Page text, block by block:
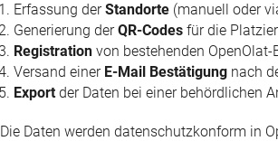
Erfassung derStandorte (manuell oder
Generierung derQR-Codes für die
Registration von bestehenden
Versand einerE-Mail Bestätigung nach
Export der Daten bei einer behördlichen
Die Daten werden datenschutzkonform in